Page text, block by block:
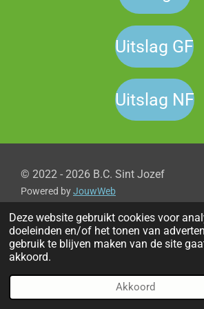
Deze website gebruikt cookies voor
doeleinden en/of het tonen van
gebruik te blijven maken van de site
akkoord.
Akkoord
Uitslag GF
Uitslag NF
© 2022 - 2026 B.C. Sint Jozef
Powered byJouwWeb